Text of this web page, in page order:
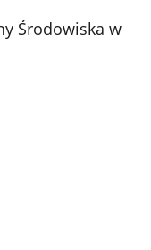
Środowiska w